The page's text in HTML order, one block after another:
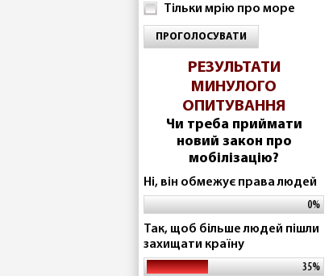
Тільки мрію про море
ПРОГОЛОСУВАТИ
РЕЗУЛЬТАТИ
МИНУЛОГО
ОПИТУВАННЯ
Чи треба приймати
новий закон про
мобілізацію?
Ні, він обмежує права людей
0%
Так, щоб більше людей пішли
захищати країну
35%